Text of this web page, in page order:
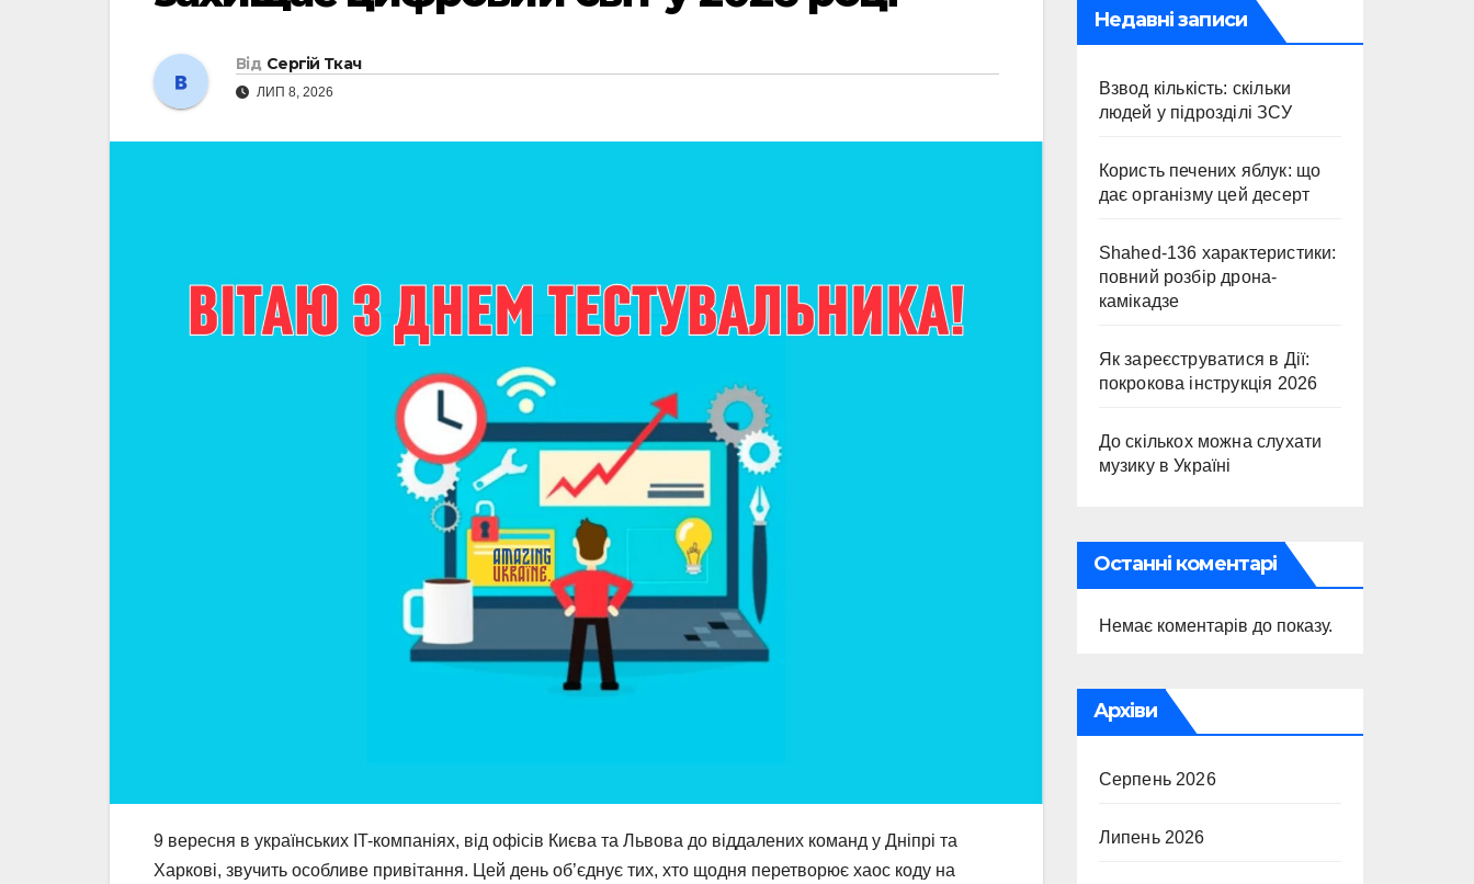
Від Сергій Ткач
ЛИП 8, 2026
9 вересня в українських IT-компаніях, від офісів Києва та Львова до віддалених команд у Дніпрі та
Харкові, звучить особливе привітання. Цей день об’єднує тих, хто щодня перетворює хаос коду на
Недавні записи
Взвод кількість: скільки
людей у підрозділі ЗСУ
Користь печених яблук: що
дає організму цей десерт
Shahed-136 характеристики:
повний розбір дрона-
камікадзе
Як зареєструватися в Дії:
покрокова інструкція 2026
До скількох можна слухати
музику в Україні
Останні коментарі
Немає коментарів до показу.
Архіви
Серпень 2026
Липень 2026